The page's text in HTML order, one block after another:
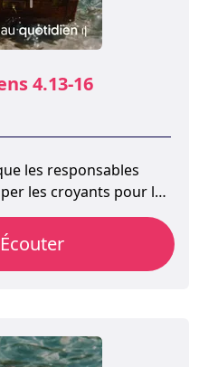
4.13-16
les responsables
les croyants pour le
la communauté des
trois raisons
Écouter